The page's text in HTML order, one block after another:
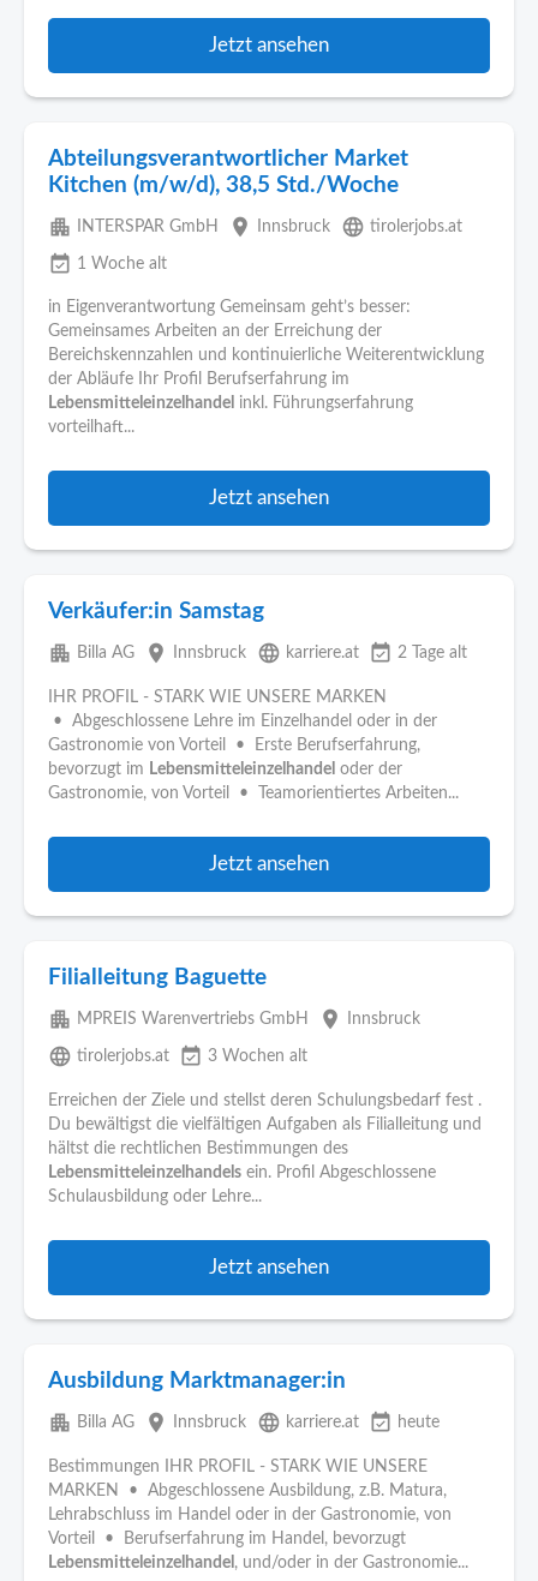
Jetzt ansehen
Abteilungsverantwortlicher Market
Kitchen (m/w/d), 38,5 Std./Woche
apartment INTERSPAR GmbH place Innsbruck language tirolerjobs.at
event_available 1 Woche alt
in Eigenverantwortung Gemeinsam geht’s besser:
Gemeinsames Arbeiten an der Erreichung der
Bereichskennzahlen und kontinuierliche Weiterentwicklung
der Abläufe Ihr Profil Berufserfahrung im
Lebensmitteleinzelhandel inkl. Führungserfahrung
vorteilhaft...
Jetzt ansehen
Verkäufer:in Samstag
apartment Billa AG place Innsbruck language karriere.at event_available 2 Tage alt
IHR PROFIL - STARK WIE UNSERE MARKEN
• Abgeschlossene Lehre im Einzelhandel oder in der
Gastronomie von Vorteil • Erste Berufserfahrung,
bevorzugt im Lebensmitteleinzelhandel oder der
Gastronomie, von Vorteil • Teamorientiertes Arbeiten...
Jetzt ansehen
Filialleitung Baguette
apartment MPREIS Warenvertriebs GmbH place Innsbruck
language tirolerjobs.at event_available 3 Wochen alt
Erreichen der Ziele und stellst deren Schulungsbedarf fest .
Du bewältigst die vielfältigen Aufgaben als Filialleitung und
hältst die rechtlichen Bestimmungen des
Lebensmitteleinzelhandels ein. Profil Abgeschlossene
Schulausbildung oder Lehre...
Jetzt ansehen
Ausbildung Marktmanager:in
apartment Billa AG place Innsbruck language karriere.at event_available heute
Bestimmungen IHR PROFIL - STARK WIE UNSERE
MARKEN • Abgeschlossene Ausbildung, z.B. Matura,
Lehrabschluss im Handel oder in der Gastronomie, von
Vorteil • Berufserfahrung im Handel, bevorzugt
Lebensmitteleinzelhandel , und/oder in der Gastronomie...